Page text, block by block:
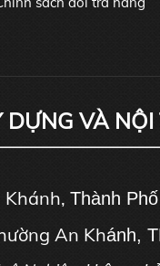
VÀ
Thành
An Khánh,